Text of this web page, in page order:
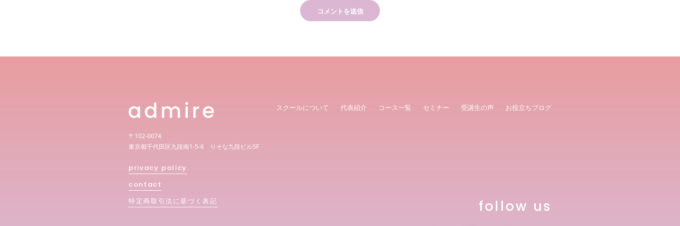
スクールについて 代表紹介 コース一覧 セミナー 受講生の声 お役立ちブログ
〒102-0074
東京都千代田区九段南1-5-6 りそな九段ビル5F
privacy policy
contact
特定商取引法に基づく表記
follow us